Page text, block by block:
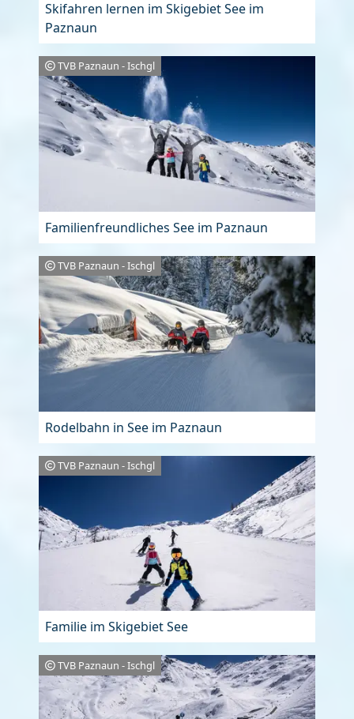
Skifahren lernen im Skigebiet See im
Paznaun
TVB Paznaun - Ischgl
Familienfreundliches See im Paznaun
TVB Paznaun - Ischgl
Rodelbahn in See im Paznaun
TVB Paznaun - Ischgl
Familie im Skigebiet See
TVB Paznaun - Ischgl